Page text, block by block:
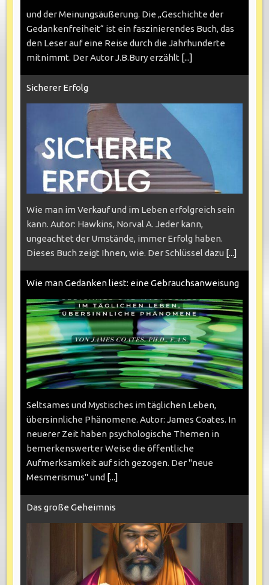
und der Meinungsäußerung. Die „Geschichte der
Gedankenfreiheit“ ist ein faszinierendes Buch, das
den Leser auf eine Reise durch die Jahrhunderte
mitnimmt. Der Autor J.B.Bury erzählt [...]
Sicherer Erfolg
Wie man im Verkauf und im Leben erfolgreich sein
kann. Autor: Hawkins, Norval A. Jeder kann,
ungeachtet der Umstände, immer Erfolg haben.
Dieses Buch zeigt Ihnen, wie. Der Schlüssel dazu [...]
Wie man Gedanken liest: eine Gebrauchsanweisung
Seltsames und Mystisches im täglichen Leben,
übersinnliche Phänomene. Autor: James Coates. In
neuerer Zeit haben psychologische Themen in
bemerkenswerter Weise die öffentliche
Aufmerksamkeit auf sich gezogen. Der "neue
Mesmerismus" und [...]
Das große Geheimnis